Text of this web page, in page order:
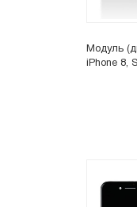
Модуль
iPhone 8,